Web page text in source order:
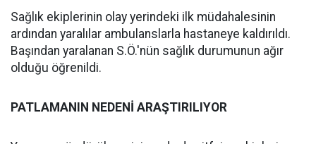
Sağlık ekiplerinin olay yerindeki ilk müdahalesinin
ardından yaralılar ambulanslarla hastaneye kaldırıldı.
Başından yaralanan S.Ö.'nün sağlık durumunun ağır
olduğu öğrenildi.
PATLAMANIN NEDENİ ARAŞTIRILIYOR